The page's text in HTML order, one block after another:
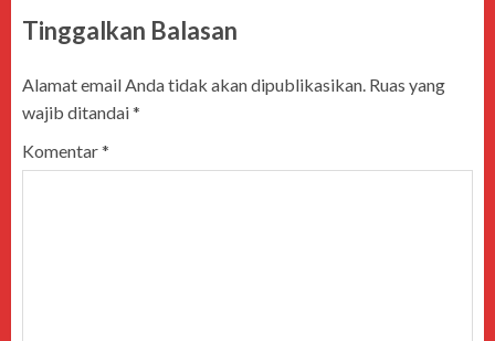
Tinggalkan Balasan
Alamat email Anda tidak akan dipublikasikan. Ruas yang
wajib ditandai*
Komentar*